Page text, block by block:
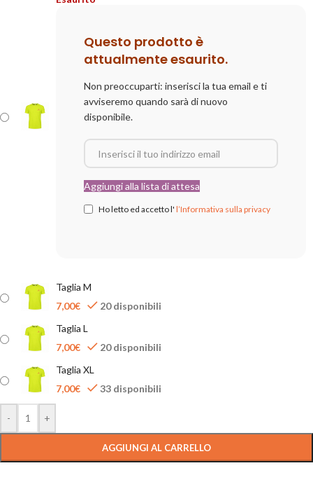
Questo prodotto è
attualmente esaurito.
Non preoccuparti: inserisci la tua email e ti
avviseremo quando sarà di nuovo
disponibile.
Aggiungi alla lista di attesa
Ho letto ed accetto l' l’Informativa sulla privacy
Taglia M
7,00€
20 disponibili
Taglia L
7,00€
20 disponibili
Taglia XL
7,00€ 33 disponibili
- +
AGGIUNGI AL CARRELLO